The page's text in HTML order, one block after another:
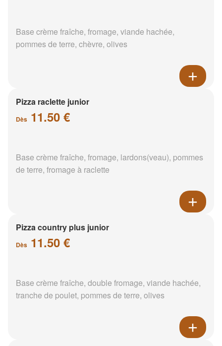
Base crème fraîche, fromage, viande hachée,
pommes de terre, chèvre, olives
Pizza raclette junior
Dès 11.50 €
Base crème fraîche, fromage, lardons(veau), pommes
de terre, fromage à raclette
Pizza country plus junior
Dès 11.50 €
Base crème fraîche, double fromage, viande hachée,
tranche de poulet, pommes de terre, olives